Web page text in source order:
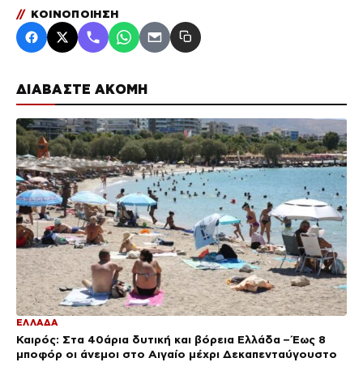
ΔΙΑΒΑΣΤΕ ΑΚΟΜΗ
ΕΛΛΑΔΑ
Καιρός: Στα 40άρια δυτική και βόρεια Ελλάδα – Έως 8
μποφόρ οι άνεμοι στο Αιγαίο μέχρι Δεκαπενταύγουστο
// ΚΟΙΝΟΠΟΙΗΣΗ